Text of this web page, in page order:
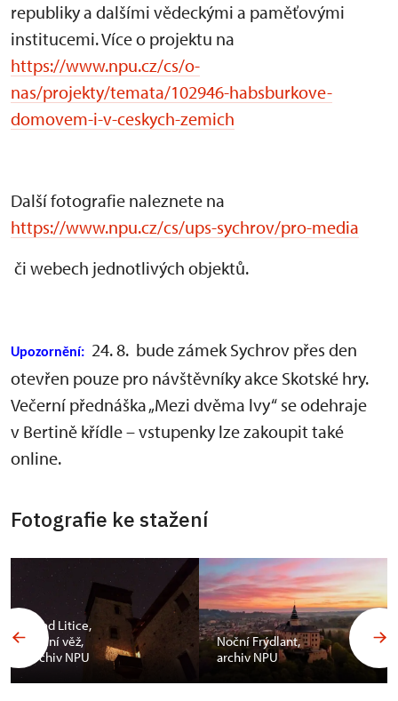
republiky a dalšími vědeckými a paměťovými
institucemi. Více o projektu na
https://www.npu.cz/cs/o-
nas/projekty/temata/102946-habsburkove-
domovem-i-v-ceskych-zemich
Další fotografie naleznete na
https://www.npu.cz/cs/ups-sychrov/pro-media
či webech jednotlivých objektů.
Upozornění: 24. 8. bude zámek Sychrov přes den
otevřen pouze pro návštěvníky akce Skotské hry.
Večerní přednáška „Mezi dvěma lvy“ se odehraje
v Bertině křídle – vstupenky lze zakoupit také
online.
Fotografie ke stažení
Hrad Litice,
noční věž,
archiv NPU
Noční Frýdlant,
archiv NPU